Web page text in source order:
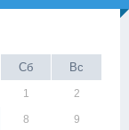
Сб Вс
1 2
8 9